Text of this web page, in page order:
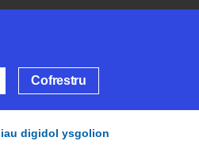
Cofrestru
digidol ysgolion